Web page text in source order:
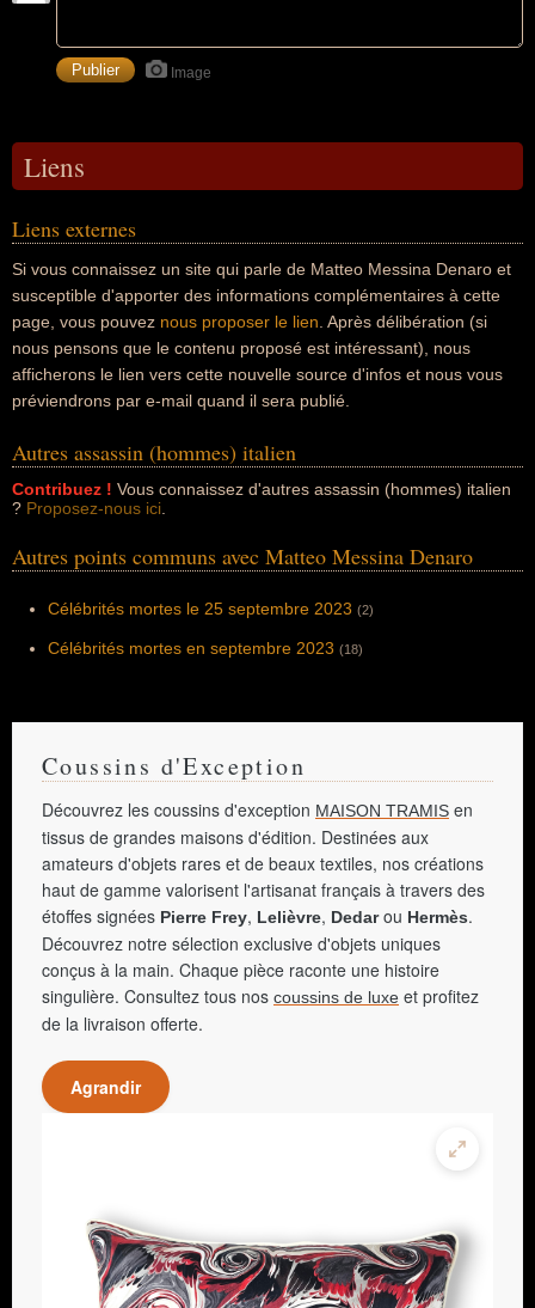
Image
Liens
Liens externes
Si vous connaissez un site qui parle de Matteo Messina Denaro et
susceptible d'apporter des informations complémentaires à cette
page, vous pouvez nous proposer le lien . Après délibération (si
nous pensons que le contenu proposé est intéressant), nous
afficherons le lien vers cette nouvelle source d'infos et nous vous
préviendrons par e-mail quand il sera publié.
Autres assassin (hommes) italien
Contribuez ! Vous connaissez d'autres assassin (hommes) italien
? Proposez-nous ici
Autres points communs avec Matteo Messina Denaro
Célébrités mortes le 25 septembre 2023 (2)
Célébrités mortes en septembre 2023 (18)
Coussins d'Exception
Découvrez les coussins d'exception MAISON TRAMIS en
tissus de grandes maisons d'édition. Destinées aux
amateurs d'objets rares et de beaux textiles, nos créations
haut de gamme valorisent l'artisanat français à travers des
étoffes signées Pierre Frey, Lelièvre, Dedarou Hermès.
Découvrez notre sélection exclusive d'objets uniques
conçus à la main. Chaque pièce raconte une histoire
singulière. Consultez tous nos coussins de luxe et profitez
de la livraison offerte.
Agrandir